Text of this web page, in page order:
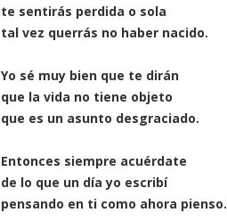
te sentirás perdida o sola
tal vez querrás no haber nacido.
Yo sé muy bien que te dirán
que la vida no tiene objeto
que es un asunto desgraciado.
Entonces siempre acuérdate
de lo que un día yo escribí
pensando en ti como ahora pienso.